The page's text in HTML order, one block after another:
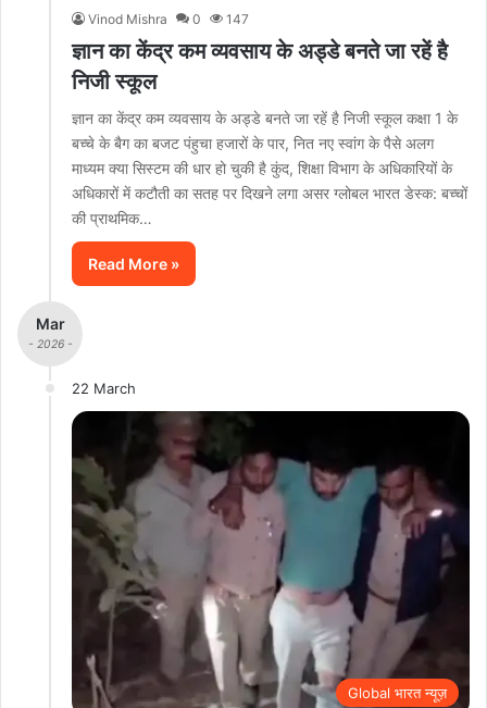
Vinod Mishra 0 147
ज्ञान का केंद्र कम व्यवसाय के अड्डे बनते जा रहें है
निजी स्कूल
ज्ञान का केंद्र कम व्यवसाय के अड्डे बनते जा रहें है निजी स्कूल कक्षा 1 के
बच्चे के बैग का बजट पंहुचा हजारों के पार, नित नए स्वांग के पैसे अलग
माध्यम क्या सिस्टम की धार हो चुकी है कुंद, शिक्षा विभाग के अधिकारियों के
अधिकारों में कटौती का सतह पर दिखने लगा असर ग्लोबल भारत डेस्क: बच्चों
की प्राथमिक…
Read More »
Mar
- 2026 -
22 March
Global भारत न्यूज़